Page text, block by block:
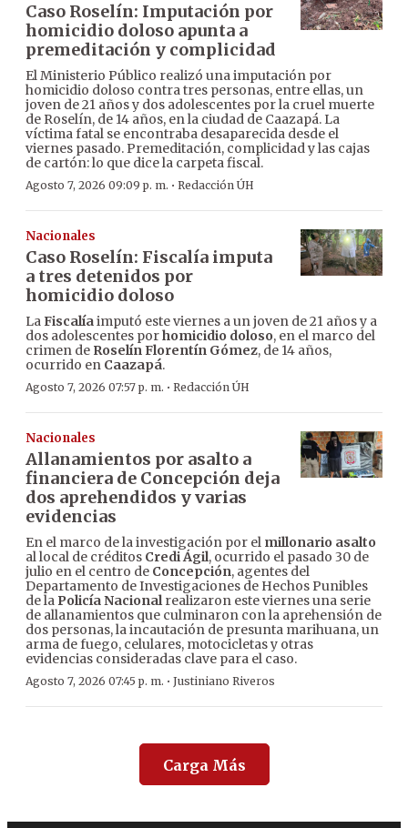
Caso Roselín: Imputación por
homicidio doloso apunta a
premeditación y complicidad
El Ministerio Público realizó una imputación por
homicidio doloso contra tres personas, entre ellas, un
joven de 21 años y dos adolescentes por la cruel muerte
de Roselín, de 14 años, en la ciudad de Caazapá. La
víctima fatal se encontraba desaparecida desde el
viernes pasado. Premeditación, complicidad y las cajas
de cartón: lo que dice la carpeta fiscal.
Agosto 7, 2026 09:09 p. m. · Redacción ÚH
Nacionales
Caso Roselín: Fiscalía imputa
a tres detenidos por
homicidio doloso
LaFiscalíaimputó este viernes a un joven de 21 años y a
dos adolescentes porhomicidio doloso, en el marco del
crimen de Roselín Florentín Gómez, de 14 años,
ocurrido en Caazapá.
Agosto 7, 2026 07:57 p. m. · Redacción ÚH
Nacionales
Allanamientos por asalto a
financiera de Concepción deja
dos aprehendidos y varias
evidencias
En el marco de la investigación por el millonario asalto
al local de créditos Credi Ágil, ocurrido el pasado 30 de
julio en el centro de Concepción, agentes del
Departamento de Investigaciones de Hechos Punibles
de la Policía Nacionalrealizaron este viernes una serie
de allanamientos que culminaron con la aprehensión de
dos personas, la incautación de presunta marihuana, un
arma de fuego, celulares, motocicletas y otras
evidencias consideradas clave para el caso.
Agosto 7, 2026 07:45 p. m. · Justiniano Riveros
Carga Más